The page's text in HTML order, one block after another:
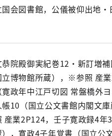
国会図書館，公儀被仰出地
院殿御実紀巻12・新訂増
立博物館所蔵），※参照 産
政年中江戸切図 常盤橋外
帳10（国立公文書館内閣文
産業2P124，壬子寛政録4
，寛政4子年覚書（国立公